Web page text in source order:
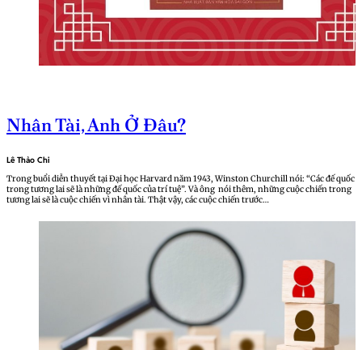
Nhân Tài, Anh Ở Đâu?
Lê Thảo Chi
Trong buổi diễn thuyết tại Đại học Harvard năm 1943, Winston Churchill nói: “Các đế quốc
trong tương lai sẽ là những đế quốc của trí tuệ”. Và ông nói thêm, những cuộc chiến trong
tương lai sẽ là cuộc chiến vì nhân tài. Thật vậy, các cuộc chiến trước…